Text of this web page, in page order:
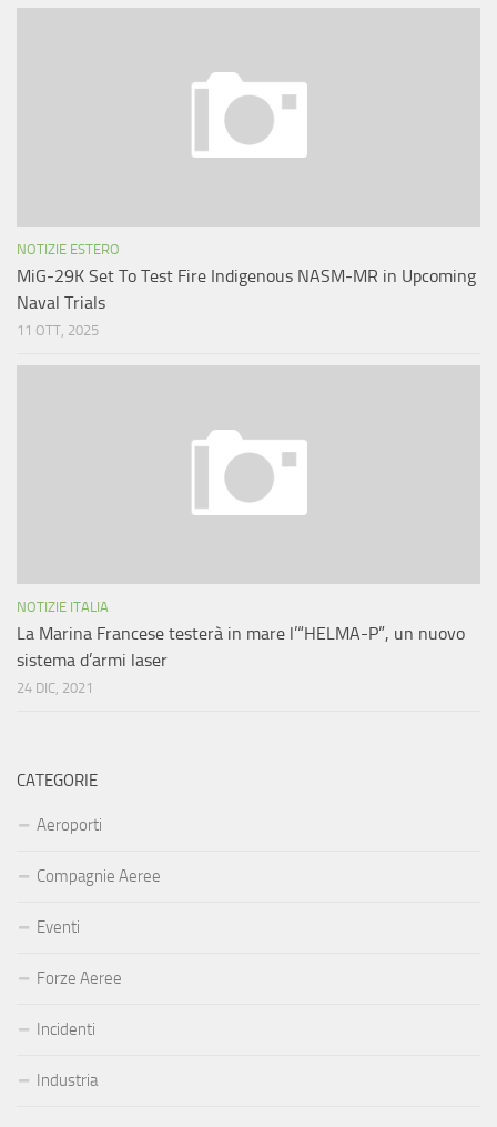
NOTIZIE ESTERO
MiG‑29K Set To Test Fire Indigenous NASM‑MR in Upcoming
Naval Trials
11 OTT, 2025
NOTIZIE ITALIA
La Marina Francese testerà in mare l’“HELMA-P”, un nuovo
sistema d’armi laser
24 DIC, 2021
CATEGORIE
Aeroporti
Compagnie Aeree
Eventi
Forze Aeree
Incidenti
Industria